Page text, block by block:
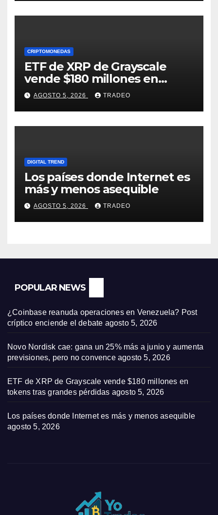
CRIPTOMONEDAS
ETF de XRP de Grayscale
vende $180 millones en
tokens tras grandes pérdidas
AGOSTO 5, 2026 TRADEO
DIGITAL TREND
Los países donde Internet es
más y menos asequible
AGOSTO 5, 2026 TRADEO
POPULAR NEWS
¿Coinbase reanuda operaciones en Venezuela? Post
críptico enciende el debate agosto 5, 2026
Novo Nordisk cae: gana un 25% más a junio y aumenta
previsiones, pero no convence agosto 5, 2026
ETF de XRP de Grayscale vende $180 millones en
tokens tras grandes pérdidas agosto 5, 2026
Los países donde Internet es más y menos asequible
agosto 5, 2026